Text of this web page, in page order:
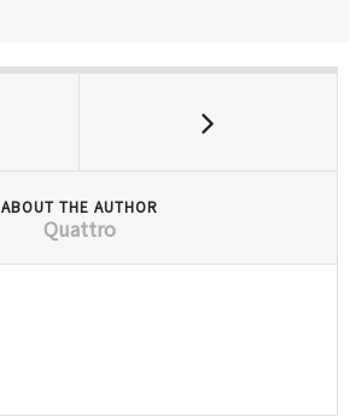
ABOUT THE AUTHOR
Quattro